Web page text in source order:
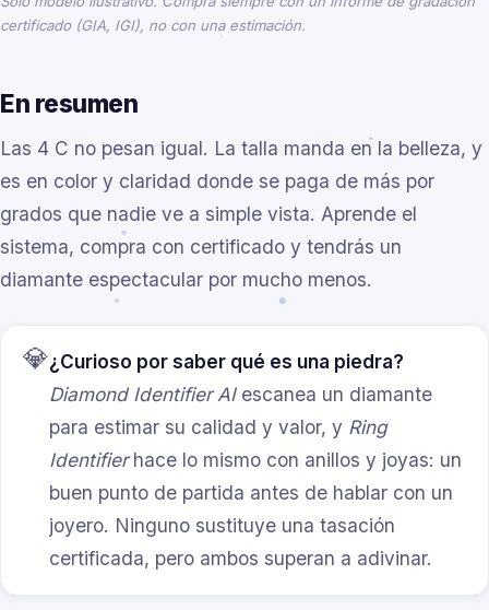
certificado (GIA, IGI), no con una estimación.
En resumen
Las 4 C no pesan igual. La talla manda en la belleza, y
es en color y claridad donde se paga de más por
grados que nadie ve a simple vista. Aprende el
sistema, compra con certificado y tendrás un
diamante espectacular por mucho menos.
💎¿Curioso por saber qué es una piedra?
Diamond Identifier AIescanea un diamante
para estimar su calidad y valor, y Ring
Identifierhace lo mismo con anillos y joyas: un
buen punto de partida antes de hablar con un
joyero. Ninguno sustituye una tasación
certificada, pero ambos superan a adivinar.